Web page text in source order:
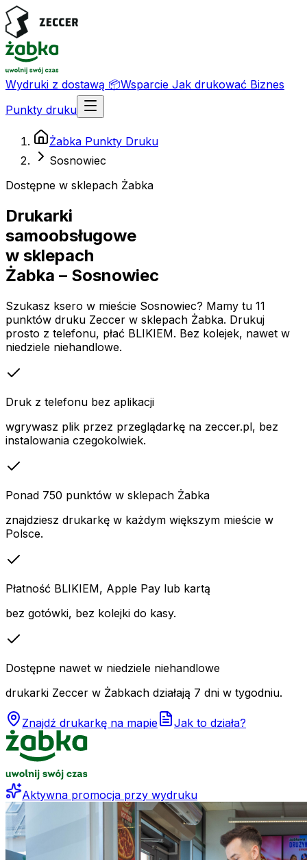
Wydruki z dostawą 📦Wsparcie Jak drukować Biznes
Punkty druku
Żabka Punkty Druku
Sosnowiec
Dostępne w sklepach Żabka
Drukarki
samoobsługowe
w sklepach
Żabka – Sosnowiec
Szukasz ksero w mieście Sosnowiec? Mamy tu 11
punktów druku Zeccer w sklepach Żabka. Drukuj
prosto z telefonu, płać BLIKIEM. Bez kolejek, nawet w
niedziele niehandlowe.
Druk z telefonu bez aplikacji
wgrywasz plik przez przeglądarkę na zeccer.pl, bez
instalowania czegokolwiek.
Ponad 750 punktów w sklepach Żabka
znajdziesz drukarkę w każdym większym mieście w
Polsce.
Płatność BLIKIEM, Apple Pay lub kartą
bez gotówki, bez kolejki do kasy.
Dostępne nawet w niedziele niehandlowe
drukarki Zeccer w Żabkach działają 7 dni w tygodniu.
Znajdź drukarkę na mapie Jak to działa?
Aktywna promocja przy wydruku